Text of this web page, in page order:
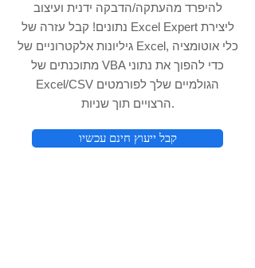
להיפרד מהעתקה/הדבקה ידנית ועיצוב
נתונים! קבל עזרה של Excel Expert ליצירת
גיליונות אלקטרוניים של Excel, כלי אוטומציה
מתוכנתים של VBA כדי להפוך את נתוני
Excel/CSV הגולמיים שלך לפורמטים
הרצויים תוך שניות.
קבל ייעוץ חינם עכשיו